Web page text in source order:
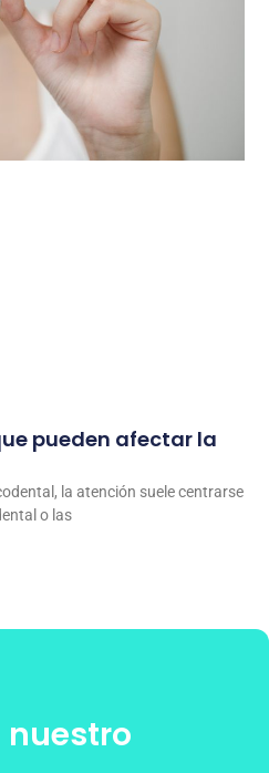
pueden afectar la
la atención suele centrarse
o las
nuestro